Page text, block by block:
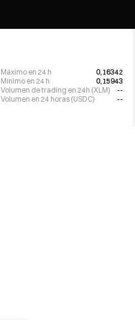
Máximo en 24 h
0,16342
Mínimo en 24 h
0,15943
Volumen de trading en 24h (XLM)
--
Volumen en 24 horas (USDC)
--